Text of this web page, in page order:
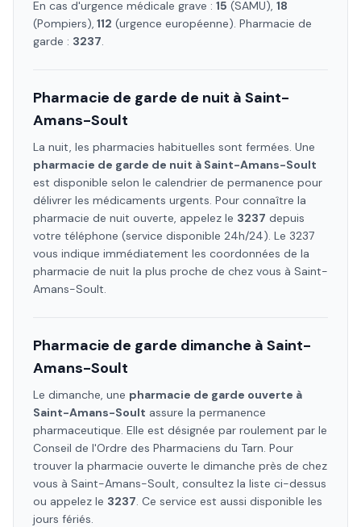
En cas d'urgence médicale grave : 15 (SAMU), 18
(Pompiers), 112 (urgence européenne). Pharmacie de
garde : 3237.
Pharmacie de garde de nuit à Saint-
Amans-Soult
La nuit, les pharmacies habituelles sont fermées. Une
pharmacie de garde de nuit à Saint-Amans-Soult
est disponible selon le calendrier de permanence pour
délivrer les médicaments urgents. Pour connaître la
pharmacie de nuit ouverte, appelez le 3237 depuis
votre téléphone (service disponible 24h/24). Le 3237
vous indique immédiatement les coordonnées de la
pharmacie de nuit la plus proche de chez vous à Saint-
Amans-Soult.
Pharmacie de garde dimanche à Saint-
Amans-Soult
Le dimanche, une pharmacie de garde ouverte à
Saint-Amans-Soult assure la permanence
pharmaceutique. Elle est désignée par roulement par le
Conseil de l'Ordre des Pharmaciens du Tarn. Pour
trouver la pharmacie ouverte le dimanche près de chez
vous à Saint-Amans-Soult, consultez la liste ci-dessus
ou appelez le 3237. Ce service est aussi disponible les
jours fériés.